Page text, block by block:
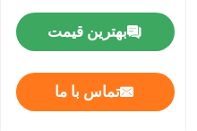
بهترین قیمت
تماس با ما